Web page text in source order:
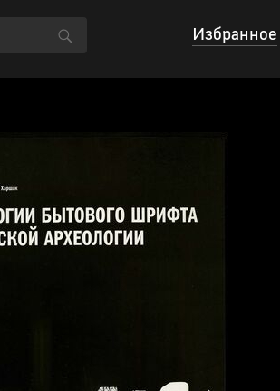
Избранное